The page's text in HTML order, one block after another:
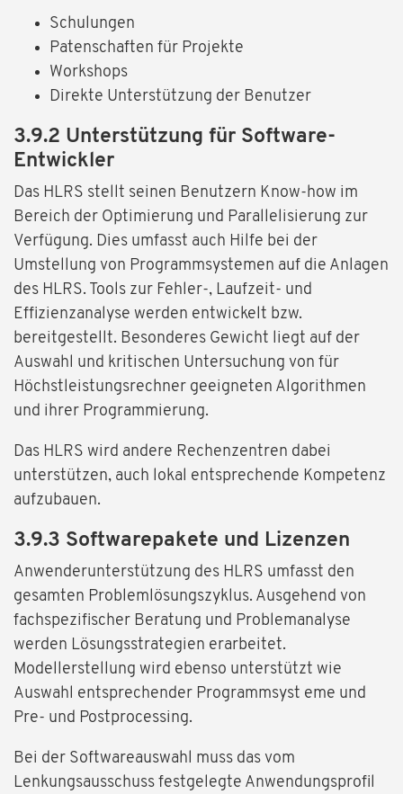
Schulungen
Patenschaften für Projekte
Workshops
Direkte Unterstützung der Benutzer
3.9.2 Unterstützung für Software-
Entwickler
Das HLRS stellt seinen Benutzern Know-how im
Bereich der Optimierung und Parallelisierung zur
Verfügung. Dies umfasst auch Hilfe bei der
Umstellung von Programmsystemen auf die Anlagen
des HLRS. Tools zur Fehler-, Laufzeit- und
Effizienzanalyse werden entwickelt bzw.
bereitgestellt. Besonderes Gewicht liegt auf der
Auswahl und kritischen Untersuchung von für
Höchstleistungsrechner geeigneten Algorithmen
und ihrer Programmierung.
Das HLRS wird andere Rechenzentren dabei
unterstützen, auch lokal entsprechende Kompetenz
aufzubauen.
3.9.3 Softwarepakete und Lizenzen
Anwenderunterstützung des HLRS umfasst den
gesamten Problemlösungszyklus. Ausgehend von
fachspezifischer Beratung und Problemanalyse
werden Lösungsstrategien erarbeitet.
Modellerstellung wird ebenso unterstützt wie
Auswahl entsprechender Programmsyst eme und
Pre- und Postprocessing.
Bei der Softwareauswahl muss das vom
Lenkungsausschuss festgelegte Anwendungsprofil